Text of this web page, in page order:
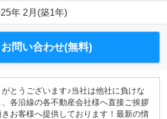
年 2月(築1年)
お問い合わせ(無料)
とうございます♪当社は他社に負けな
各沿線の各不動産会社様へ直接ご挨拶
お客様へ提供しております！最新の情